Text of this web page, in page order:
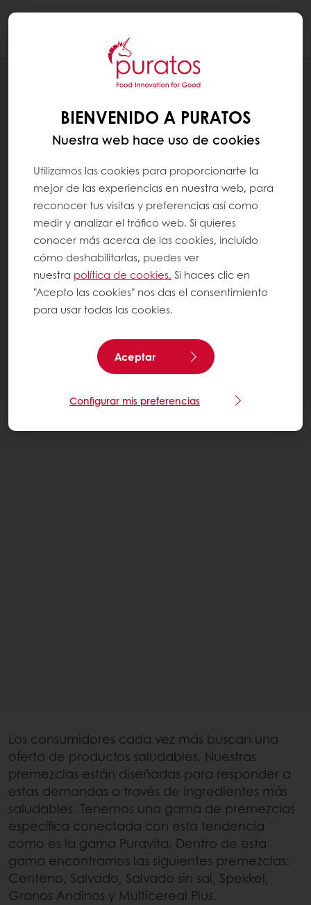
PANADERÍA
Los consumidores cada vez más buscan una
oferta de productos saludables. Nuestras
premezclas están diseñadas para responder a
estas demandas a través de ingredientes más
saludables. Tenemos una gama de premezclas
específica conectada con esta tendencia
como es la gama Puravita. Dentro de esta
gama encontramos las siguientes premezclas:
Centeno, Salvado, Salvado sin sal, Spekkel,
Granos Andinos y Multicereal Plus.
BIENVENIDO A PURATOS
Nuestra web hace uso de cookies
Utilizamos las cookies para proporcionarte la
mejor de las experiencias en nuestra web, para
reconocer tus visitas y preferencias así como
medir y analizar el tráfico web. Si quieres
conocer más acerca de las cookies, incluído
cómo deshabilitarlas, puedes ver
nuestra política de cookies. Si haces clic en
"Acepto las cookies" nos das el consentimiento
para usar todas las cookies.
Aceptar
Configurar mis preferencias